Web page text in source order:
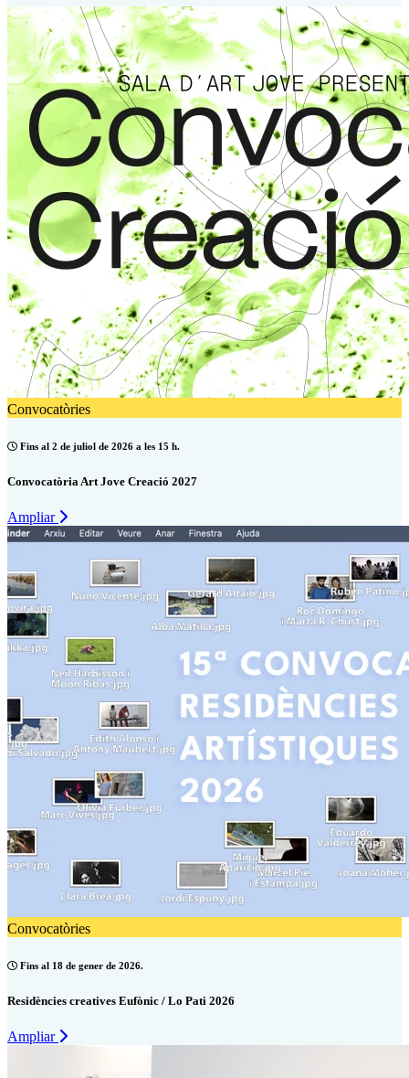
Convocatòries
Fins al 2 de juliol de 2026 a les 15 h.
Convocatòria Art Jove Creació 2027
Ampliar
Convocatòries
Fins al 18 de gener de 2026.
Residències creatives Eufònic / Lo Pati 2026
Ampliar